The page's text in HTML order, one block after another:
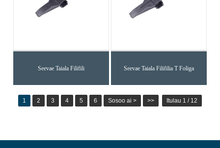
Seevae Taiala Filifili Seevae Taiala Filifilia T Foliga
1 2 3 4 5 6 Sosoo ai > >> Itulau 1 / 12